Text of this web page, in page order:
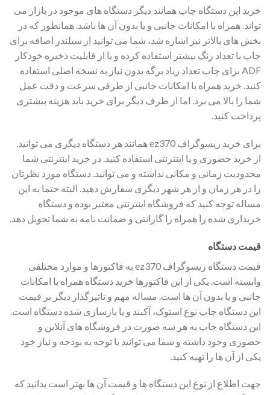
خرید این دستگاه چاپ همانند دیگر دستگاه های موجود در بازار می
تواند. همراه با امکانات جانبی و یا بدون آن ها باشد. همانطور که در
بخش های بالاتر نیز اشاره شد، شما می توانید از سیلندر اضافه برای
چاپ با تعداد رنگ بیشتر استفاده کرده و یا از قابلیت ذخیره خودکار
ADF برای چاپ تعداد زیاد برگه بدون نیاز به نسخه اصلی استفاده
کنید. خرید همراه با امکانات جانبی از طرفی سرعت و دقت عمل
شما را بالا می برد. اما از طرف دیگر برای خرید باید هزینه بیشتری
پرداخت کنید.
برای خرید ریسوگراف ez370 همانند هر دستگاه دیگری می توانید.
از خرید حضوری و یا اینترنتی استفاده کنید. در خرید اینترنتی شما
محدودیت زمانی و مکانی نداشته و می توانید. دستگاه مورد نظرتان
را در هر زمان و از هر شهر دیگری سفارش دهید. البته حتما به این
مساله توجه کنید که فروشگاه اینترنتی معتبر بوده و دستگاه
خریداری شده را همراه را گارانتی و ضمانت نامه به شما تحویل دهد.
قیمت دستگاه
قیمت دستگاه ریسوگراف ez370 به فاکتورها و موارد مختلفی
وابسته است. یکی از این فاکتورها خرید دستگاه همراه با امکانات
جانبی و یا بدون آن ها است. مساله مهم و تاثیرگذار دیگر بر قیمت
این دستگاه چاپ نوع استوک، آکبند و یا بازسازی شده دستگاه است.
این دستگاه چاپ به هر سه صورت در فروشگاه های آنلاین و
حضوری وجود داشته و شما می توانید با توجه به بودجه و نیاز خود
یکی از آن ها را تهیه کنید.
جهت اطلاع از نوع این دستگاه ها و قیمت آن ها بهتر است بدانید که